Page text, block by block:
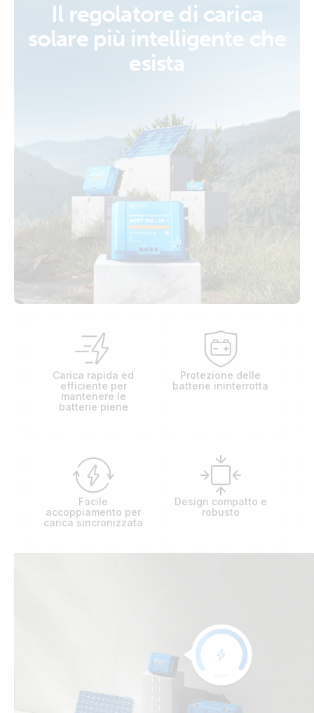
Il regolatore di carica
solare più intelligente che
esista
Carica rapida ed
efficiente per
mantenere le
batterie piene
Protezione delle
batterie ininterrotta
Facile
accoppiamento per
carica sincronizzata
Design compatto e
robusto